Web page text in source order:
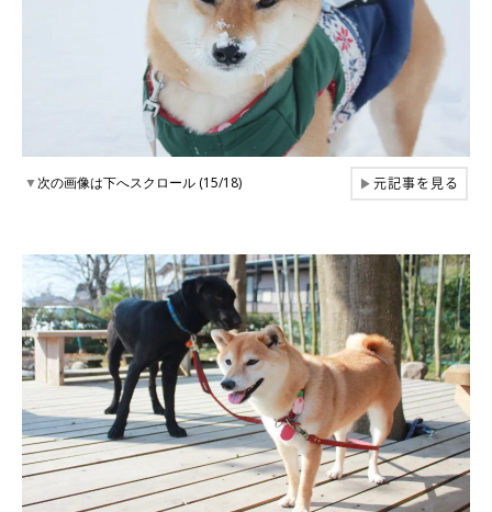
▼次の画像は下へスクロール (15/18) ▶元記事を見る